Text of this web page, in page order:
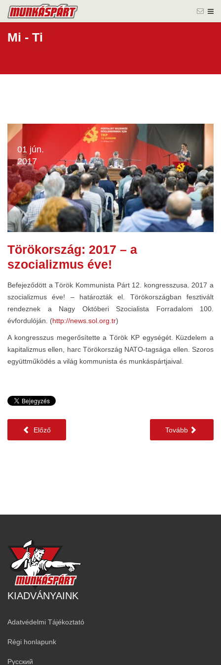
Mi - Ti
01 jún.
2017
Törökország: 2017 – a
szocializmus éve!
Befejeződött a Török Kommunista Párt 12. kongresszusa. 2017 a
szocializmus éve! – határozták el. Törökországban fesztivált
rendeznek a Nagy Októberi Szocialista Forradalom 100.
évfordulóján. (http://news.sol.org.tr)
A kongresszus megerősítette a Török KP egységét. Küzdelem a
kapitalizmus ellen, harc Törökország NATO-tagsága ellen. Szoros
együttműködés a világ kommunista és munkáspártjaival.
Előző Tovább
KIADVÁNYAINK
Adatvédelmi Tájékoztató
Régi honlapunk
Русский